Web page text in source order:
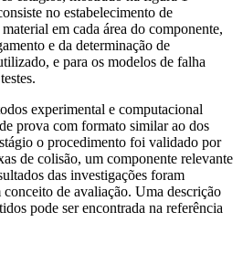
no estabelecimento de
em cada área do componente,
e da determinação de
e para os modelos de falha
experimental e computacional
prova com formato similar ao dos
o procedimento foi validado por
de colisão, um componente relevante
das investigações foram
de avaliação. Uma descrição
pode ser encontrada na referência